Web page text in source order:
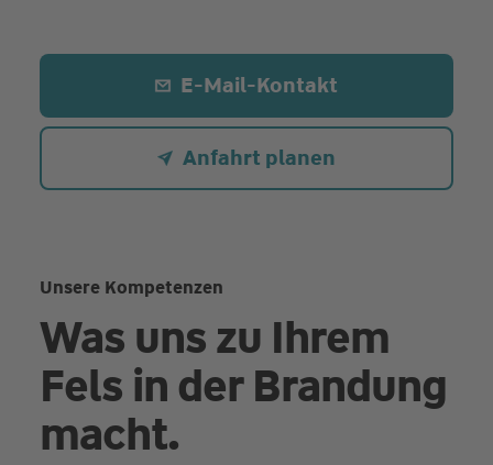
E-Mail-Kontakt
Anfahrt planen
Unsere Kompetenzen
Was uns zu Ihrem
Fels in der Brandung
macht.